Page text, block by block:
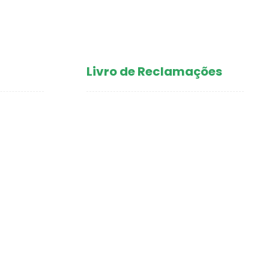
Livro de Reclamações